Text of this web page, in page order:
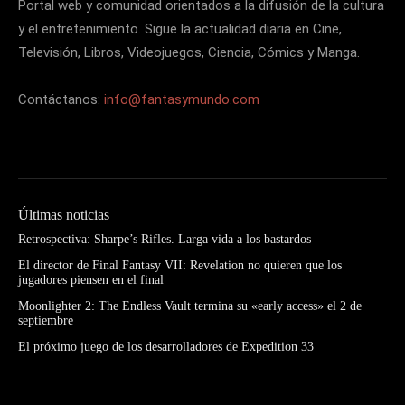
Portal web y comunidad orientados a la difusión de la cultura
y el entretenimiento. Sigue la actualidad diaria en Cine,
Televisión, Libros, Videojuegos, Ciencia, Cómics y Manga.
Contáctanos: info@fantasymundo.com
Últimas noticias
Retrospectiva: Sharpe’s Rifles. Larga vida a los bastardos
El director de Final Fantasy VII: Revelation no quieren que los
jugadores piensen en el final
Moonlighter 2: The Endless Vault termina su «early access» el 2 de
septiembre
El próximo juego de los desarrolladores de Expedition 33